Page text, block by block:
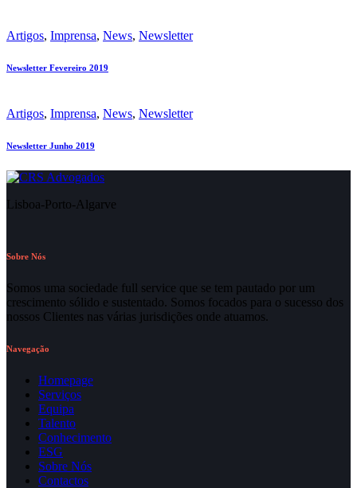
Artigos, Imprensa, News, Newsletter
Newsletter Fevereiro 2019
Artigos, Imprensa, News, Newsletter
Newsletter Junho 2019
Lisboa-Porto-Algarve
Sobre Nós
Somos uma sociedade full service que se tem pautado por um
crescimento sólido e sustentado. Somos focados para o sucesso dos
nossos Clientes nas várias jurisdições onde atuamos.
Navegação
Homepage
Serviços
Equipa
Talento
Conhecimento
ESG
Sobre Nós
Contactos